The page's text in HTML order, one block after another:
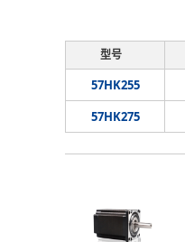
型号
57HK255
57HK275